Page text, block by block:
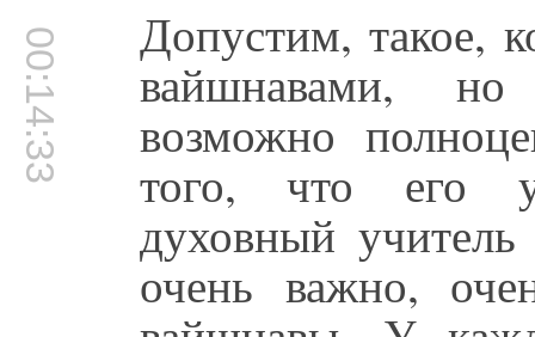
00:14:33 Допустим, такое,
вайшнавами,
возможно
того, что его
духовный
очень важно,